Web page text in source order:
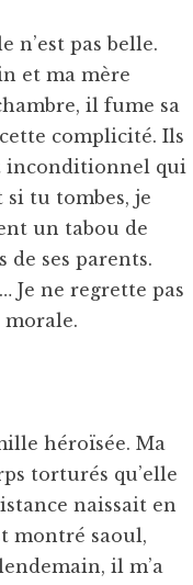
n’est pas belle.
et ma mère
il fume sa
complicité. Ils
inconditionnel qui
si tu tombes, je
un tabou de
de ses parents.
Je ne regrette pas
morale.
héroïsée. Ma
torturés qu’elle
naissait en
montré saoul,
il m’a